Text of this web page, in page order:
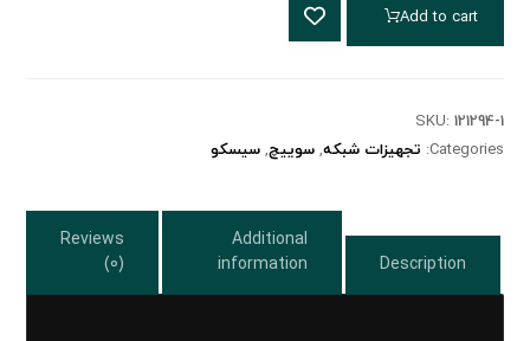
Add to cart
SKU: 121294-1
Categories: تجهیزات شبکه,سوییچ,سیسکو
Description
Additional
information
Reviews
(0)